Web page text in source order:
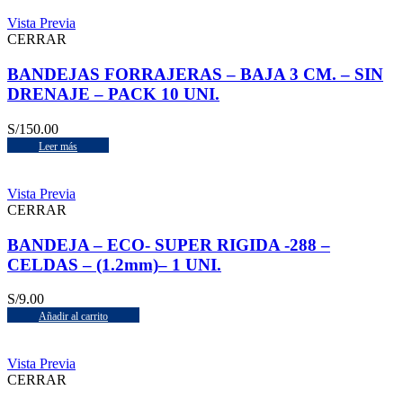
Vista Previa
CERRAR
BANDEJAS FORRAJERAS – BAJA 3 CM. – SIN
DRENAJE – PACK 10 UNI.
S/150.00
Leer más
Vista Previa
CERRAR
BANDEJA – ECO- SUPER RIGIDA -288 –
CELDAS – (1.2mm)– 1 UNI.
S/9.00
Añadir al carrito
Vista Previa
CERRAR